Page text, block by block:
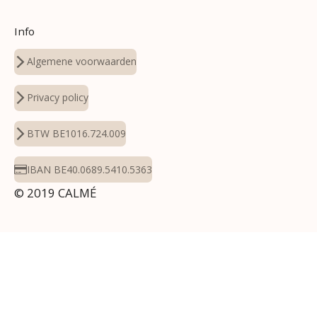
Info
Algemene voorwaarden
Privacy policy
BTW BE1016.724.009
IBAN BE40.0689.5410.5363
© 2019 CALMÉ